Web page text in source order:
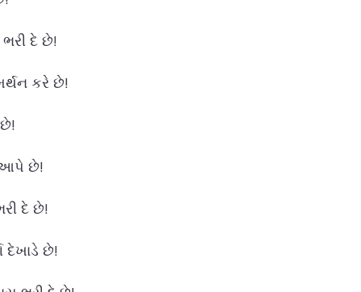
દે છે!
કરે છે!
આપે છે!
દે છે!
દેખાડે છે!